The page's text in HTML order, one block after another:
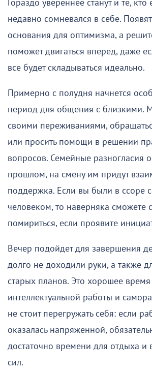
Гораздо увереннее станут и те,
недавно сомневался в себе.
основания для оптимизма, а
поможет двигаться вперед, даже
все будет складываться идеально.
Примерно с полудня начнется
период для общения с близкими.
своими переживаниями,
или просить помощи в решении
вопросов. Семейные разногласия
прошлом, на смену им придут
поддержка. Если вы были в ссоре
человеком, то наверняка сможете
помириться, если проявите
Вечер подойдет для завершения
долго не доходили руки, а также
старых планов. Это хорошее
интеллектуальной работы и
не стоит перегружать себя: если
оказалась напряженной,
достаточно времени для отдыха и
сил.